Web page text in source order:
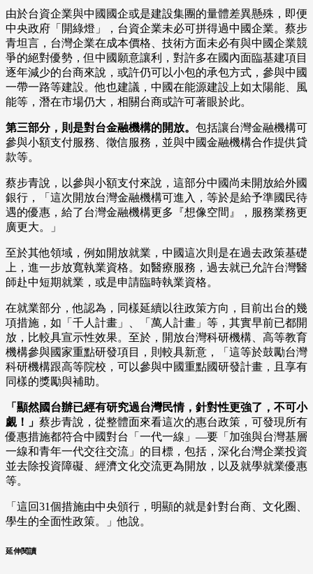
由於台資企業與中國國企或是建設集團的量體差異懸殊，即便
中央政府「開綠燈」，台資企業未必可拼得過中國企業。蔡步
青坦言，台灣企業在成本價格、技術方面未必有與中國企業競
爭的絕對優勢，但中國願意讓利，對許多在國內面臨基建項目
逐年減少的台商來說，或許仍可以小包的承包方式，參與中國
一帶一路等建設。他也建議，中國在能源建設上如太陽能、風
能等，潛在市場仍大，相關台商或許可著眼於此。
第三部分，則是對台金融機構的開放。 包括讓台灣金融機構可
參與小額支付服務、徵信服務，並與中國金融機構合作提供貸
款等。
蔡步青說，以參與小額支付來說，這部分中國尚未開放給外國
銀行，「這次開放台灣金融機構可進入，等於是給予準國民待
遇的優惠，給了台灣金融機構更多『想像空間』，服務業務更
廣更大。」
至於其他領域，例如開放就業，中國這次則是在過去政策基礎
上，進一步放寬執業資格。如醫療服務，過去就已允許台灣醫
師赴中短期就業，或是申請臨時執業資格。
在就業部分，他認為，同樣延續以往政策方向，目前出台的幾
項措施，如「千人計畫」、「萬人計畫」等，其實早前已都開
放，比較具宣示性效果。至於，開放台灣科研機構、高等教育
機構參與國家重點研發項目，則較具新意，「這等於鼓勵台灣
科研機構跟高等院校，可以參與中國重點國研發計畫，且享有
同樣的獎勵與補助。
「顯然國台辦已經有研究過台灣民情，針對性更強了，不可小
覷！」 蔡步青說，從整體面來看這次的惠台政策，可發現所有
優惠措施都符合中國對台「一代一線」—要「加強與台灣基層
一線和青年一代交往交流」的目標，包括，深化台灣企業投資
並去除投資障礙、經濟文化交流更為開放，以及就學就業優惠
等。
「這回31個措施由中央頒行，明顯的就是針對台商、文化圈、
學生的全面性政策。」他說。
延伸閱讀